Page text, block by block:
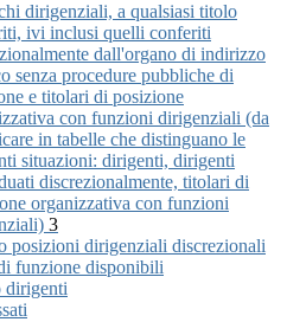
dirigenziali, a qualsiasi titolo
ivi inclusi quelli conferiti
dall'organo di indirizzo
senza procedure pubbliche di
e titolari di posizione
con funzioni dirigenziali (da
in tabelle che distinguano le
situazioni: dirigenti, dirigenti
discrezionalmente, titolari di
organizzativa con funzioni
3
posizioni dirigenziali discrezionali
funzione disponibili
dirigenti